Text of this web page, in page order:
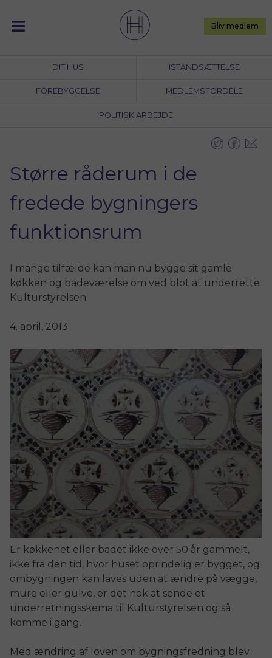
content
DIT HUS ISTANDSÆTTELSE
FOREBYGGELSE MEDLEMSFORDELE
POLITISK ARBEJDE
Bliv medlem
Større råderum i de
fredede bygningers
funktionsrum
I mange tilfælde kan man nu bygge sit gamle
køkken og badeværelse om ved blot at underrette
Kulturstyrelsen.
4. april, 2013
Er køkkenet eller badet ikke over 50 år gammelt,
ikke fra den tid, hvor huset oprindelig er bygget, og
ombygningen kan laves uden at ændre på vægge,
mure eller gulve, er det nok at sende et
underretningsskema til Kulturstyrelsen og så
komme i gang.
Med ændring af loven om bygningsfredning blev